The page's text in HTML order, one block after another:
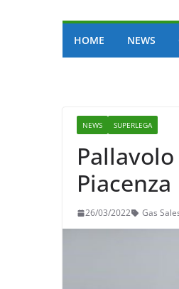
HOME NEWS
NEWS SUPERLEGA
Piacenza
26/03/2022 Gas